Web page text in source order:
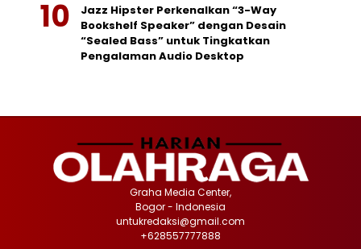
Jazz Hipster Perkenalkan “3-Way
Bookshelf Speaker” dengan Desain
“Sealed Bass” untuk Tingkatkan
Pengalaman Audio Desktop
Graha Media Center,
Bogor - Indonesia
untukredaksi@gmail.com
+628557777888